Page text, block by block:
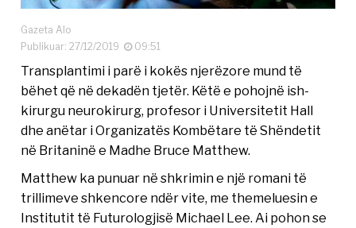
Gazeta Alo
Publikuar: 27/12/2019
09:51
Transplantimi i parë i kokës njerëzore mund të
bëhet që në dekadën tjetër. Këtë e pohojnë ish-
kirurgu neurokirurg, profesor i Universitetit Hall
dhe anëtar i Organizatës Kombëtare të Shëndetit
në Britaninë e Madhe Bruce Matthew.
Matthew ka punuar në shkrimin e një romani të
trillimeve shkencore ndër vite, me themeluesin e
Institutit të Futurologjisë Michael Lee. Ai pohon se